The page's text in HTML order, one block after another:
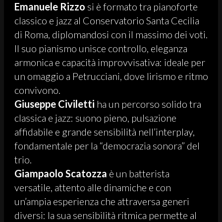
Emanuele Rizzo si è formato tra pianoforte
classico e jazz al Conservatorio Santa Cecilia
di Roma, diplomandosi con il massimo dei voti.
Il suo pianismo unisce controllo, eleganza
armonica e capacità improvvisativa: ideale per
un omaggio a Petrucciani, dove lirismo e ritmo
convivono.
Giuseppe Civiletti ha un percorso solido tra
classica e jazz: suono pieno, pulsazione
affidabile e grande sensibilità nell’interplay,
fondamentale per la “democrazia sonora” del
trio.
Giampaolo Scatozza è un batterista
versatile, attento alle dinamiche e con
un’ampia esperienza che attraversa generi
diversi: la sua sensibilità ritmica permette al